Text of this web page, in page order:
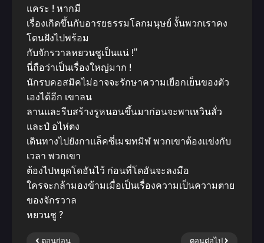
แคระ ! หากมี
เรื่องเกิดขึ้นกับอารยธรรมโลกมนุษย์ งั้นพวกเราคง
โดนฝังไปพร้อม
กับจักรวาลหยวนชูเป็นแน่ !”
นี่ถือว่าเป็นเรื่องใหญ่มาก !
นักรบคอสมิคไม่อาจจะรักษาความเยือกเย็นของตัว
เองได้อีก เขาลน
ลานและรีบสร้างรูหนอนขึ้นมาก่อนจะพาเหวินลั่ว
และป๋ อไห่ตง
เดินทางไปยังกาแล็คซี่เมฆทมิฬ พวกเขาต้องแข่งกับ
เวลา พวกเขา
ต้องไปหยุดโดอันไว้ ก่อนที่โดอันจะลงมือ
ใครจะกล้ามองข้ามเมื่อเป็นเรื่องความเป็นความตาย
ของจักรวาล
หยวนชู ?
ตอนก่อน ตอนต่อไป